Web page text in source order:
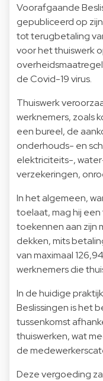
Voorafgaande
gepubliceerd op
tot terugbetaling
voor het thuiswerk
de Covid-19 virus.
Thuiswerk
werknemers, zoals
een bureel, de
onderhouds- en
elektriciteits-,
verzekeringen,
In het algemeen,
toelaat, mag hij
toekennen aan zijn
dekken, mits
van maximaal
werknemers die
In de huidige
Beslissingen is het
tussenkomst
thuiswerken, wat
de
Deze vergoeding